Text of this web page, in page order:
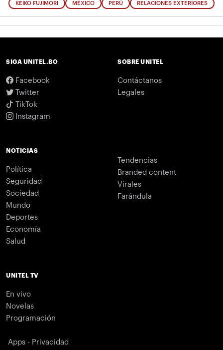
KEIKO FUJIMORI MÉXICO PERÚ RELACIONES EXTERIORES
SIGA UNITEL.BO
Facebook
Twitter
TikTok
Instagram
SOBRE UNITEL
Contáctanos
Legales
NOTICIAS
Política
Seguridad
Sociedad
Mundo
Deportes
Economía
Salud
Tendencias
Branded content
Virales
Farándula
UNITEL TV
En vivo
Novelas
Programación
Apps - Privacidad